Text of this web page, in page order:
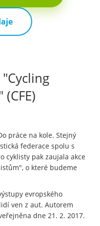
práce na kole. Stejný
federace spolu s
cyklisty pak zaujala akce
o které budeme
evropského
ven z aut. Autorem
dne 21. 2. 2017.